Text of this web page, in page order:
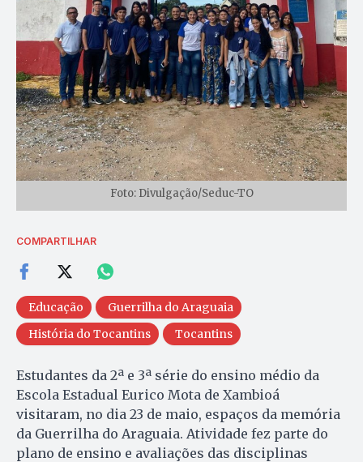
Foto: Divulgação/Seduc-TO
COMPARTILHAR
Educação
Guerrilha do Araguaia
História do Tocantins
Tocantins
Estudantes da 2ª e 3ª série do ensino médio da
Escola Estadual Eurico Mota de Xambioá
visitaram, no dia 23 de maio, espaços da memória
da Guerrilha do Araguaia. Atividade fez parte do
plano de ensino e avaliações das disciplinas